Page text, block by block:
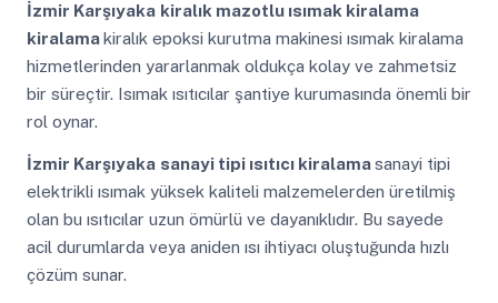
İzmir Karşıyaka kiralık mazotlu ısımak kiralama
kiralamakiralık epoksi kurutma makinesi ısımak kiralama
hizmetlerinden yararlanmak oldukça kolay ve zahmetsiz
bir süreçtir. Isımak ısıtıcılar şantiye kurumasında önemli bir
rol oynar.
İzmir Karşıyaka sanayi tipi ısıtıcı kiralamasanayi tipi
elektrikli ısımak yüksek kaliteli malzemelerden üretilmiş
olan bu ısıtıcılar uzun ömürlü ve dayanıklıdır. Bu sayede
acil durumlarda veya aniden ısı ihtiyacı oluştuğunda hızlı
çözüm sunar.